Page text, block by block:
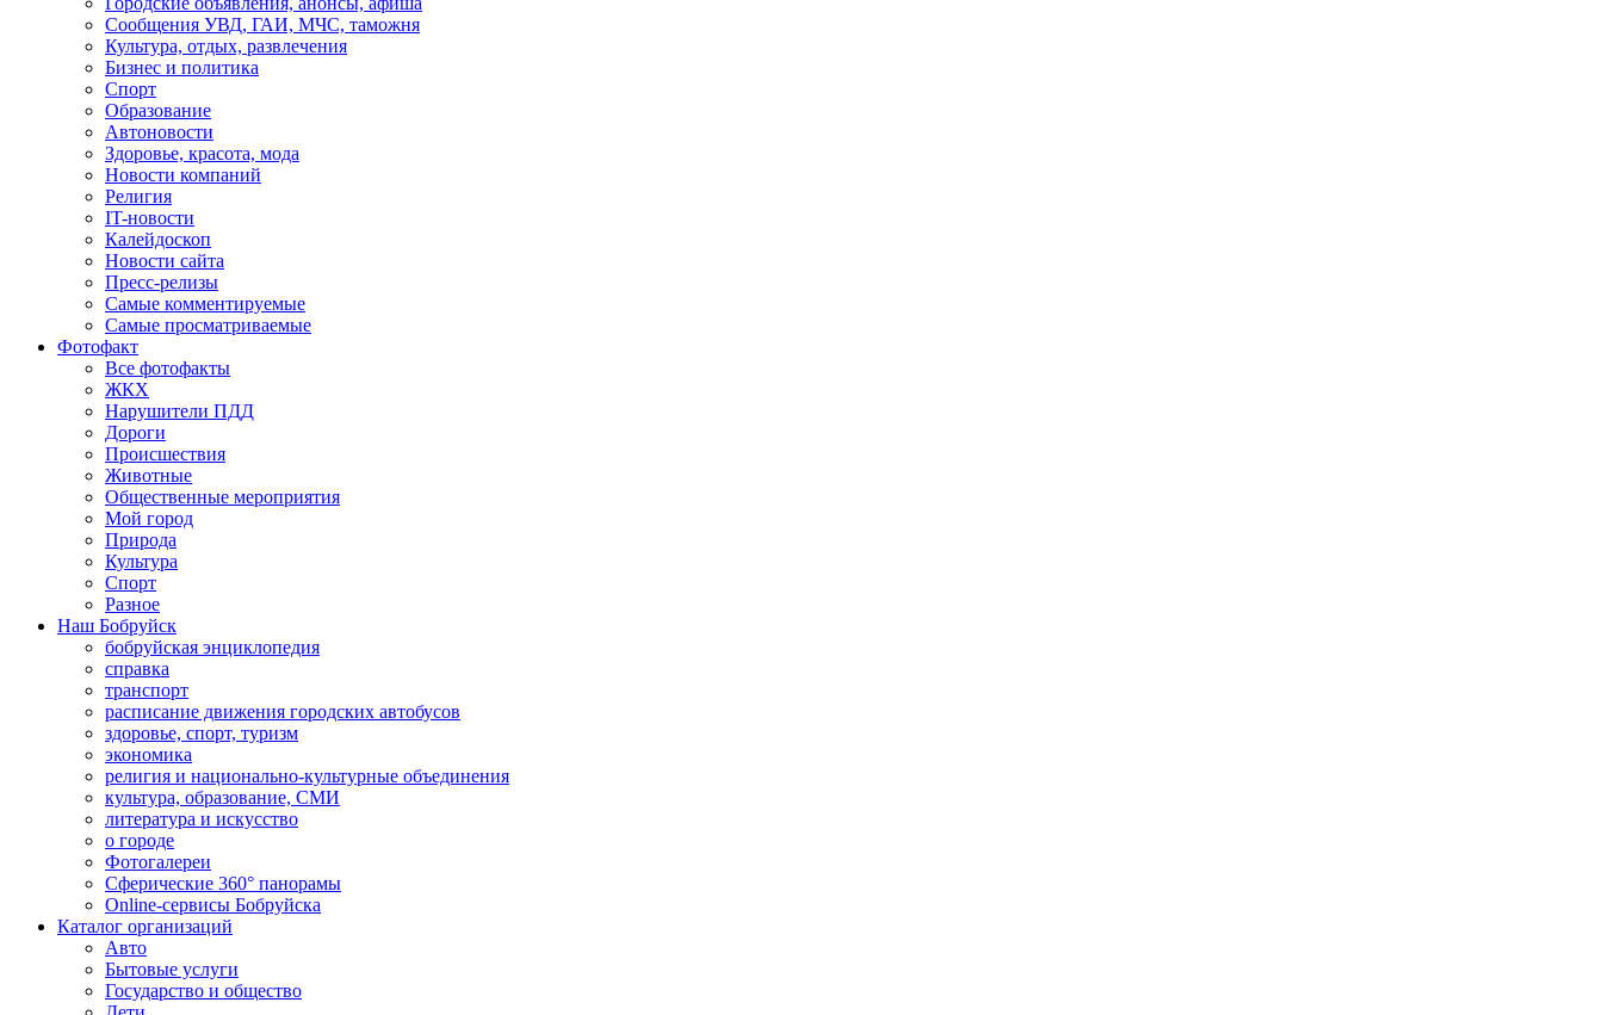
Сообщения УВД, ГАИ, МЧС, таможня
Культура, отдых, развлечения
Бизнес и политика
Спорт
Образование
Автоновости
Здоровье, красота, мода
Новости компаний
Религия
IT-новости
Калейдоскоп
Новости сайта
Пресс-релизы
Самые комментируемые
Самые просматриваемые
Фотофакт
Все фотофакты
ЖКХ
Нарушители ПДД
Дороги
Происшествия
Животные
Общественные мероприятия
Мой город
Природа
Культура
Спорт
Разное
Наш Бобруйск
бобруйская энциклопедия
справка
транспорт
расписание движения городских автобусов
здоровье, спорт, туризм
экономика
религия и национально-культурные объединения
культура, образование, СМИ
литература и искусство
о городе
Фотогалереи
Сферические 360° панорамы
Online-сервисы Бобруйска
Каталог организаций
Авто
Бытовые услуги
Государство и общество